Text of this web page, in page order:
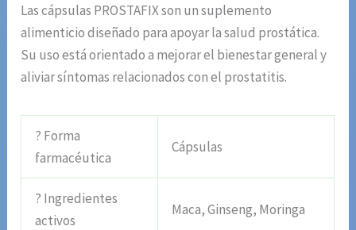
Las cápsulas PROSTAFIX son un suplemento
alimenticio diseñado para apoyar la salud prostática.
Su uso está orientado a mejorar el bienestar general y
aliviar síntomas relacionados con el prostatitis.
? Forma
farmacéutica
Cápsulas
? Ingredientes
activos
Maca, Ginseng, Moringa